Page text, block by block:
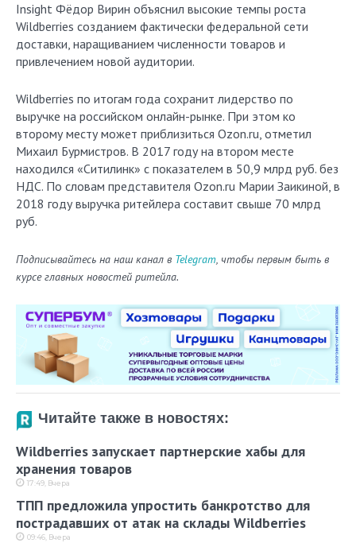
Insight Фёдор Вирин объяснил высокие темпы роста
Wildberries созданием фактически федеральной сети
доставки, наращиванием численности товаров и
привлечением новой аудитории.
Wildberries по итогам года сохранит лидерство по
выручке на российском онлайн-рынке. При этом ко
второму месту может приблизиться Ozon.ru, отметил
Михаил Бурмистров. В 2017 году на втором месте
находился «Ситилинк» с показателем в 50,9 млрд руб. без
НДС. По словам представителя Ozon.ru Марии Заикиной, в
2018 году выручка ритейлера составит свыше 70 млрд
руб.
Подписывайтесь на наш канал в Telegram, чтобы первым быть в
курсе главных новостей ритейла.
Читайте также в новостях:
Wildberries запускает партнерские хабы для
хранения товаров
17:49, Вчера
ТПП предложила упростить банкротство для
пострадавших от атак на склады Wildberries
09:46, Вчера